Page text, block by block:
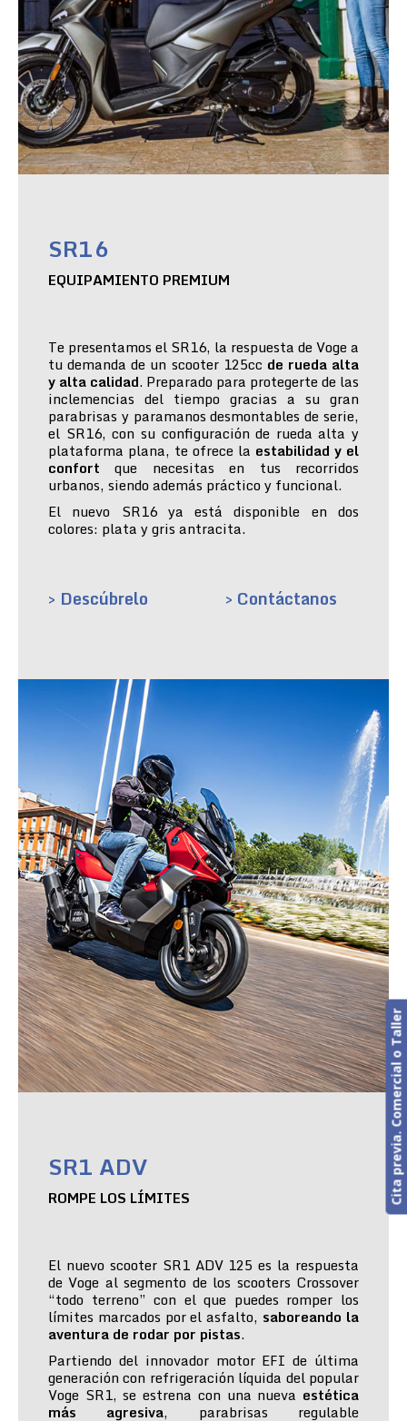
SR16
EQUIPAMIENTO PREMIUM
Te presentamos el SR16, la respuesta de Voge a
tu demanda de un scooter 125cc de rueda alta
y alta calidad. Preparado para protegerte de las
inclemencias del tiempo gracias a su gran
parabrisas y paramanos desmontables de serie,
el SR16, con su configuración de rueda alta y
plataforma plana, te ofrece la estabilidad y el
confort que necesitas en tus recorridos
urbanos, siendo además práctico y funcional.
El nuevo SR16 ya está disponible en dos
colores: plata y gris antracita.
> Descúbrelo > Contáctanos
SR1 ADV
ROMPE LOS LÍMITES
El nuevo scooter SR1 ADV 125 es la respuesta
de Voge al segmento de los scooters Crossover
“todo terreno” con el que puedes romper los
límites marcados por el asfalto, saboreando la
aventura de rodar por pistas.
Partiendo del innovador motor EFI de última
generación con refrigeración líquida del popular
Voge SR1, se estrena con una nueva estética
más agresiva, parabrisas regulable
Cita previa. Comercial o Taller